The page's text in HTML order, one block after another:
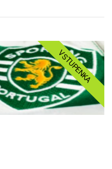
VSTUPENKA